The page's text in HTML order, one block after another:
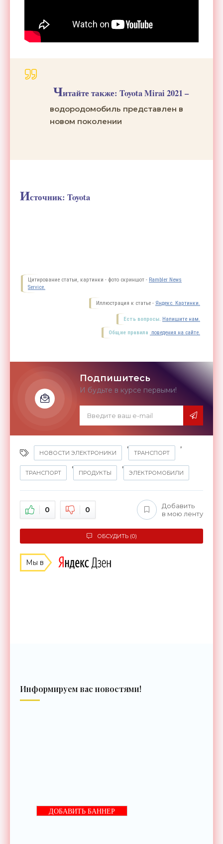
Читайте также: Toyota Mirai 2021 –
водородомобиль представлен в
новом поколении
Источник: Toyota
Цитирование статьи, картинки - фото скриншот - Rambler News
Service.
Иллюстрация к статье - Яндекс. Картинки.
Есть вопросы. Напишите нам.
Общие правила поведения на сайте.
Подпишитесь
И будьте в курсе первыми!
НОВОСТИ ЭЛЕКТРОНИКИ
,
ТРАНСПОРТ
,
ТРАНСПОРТ
,
ПРОДУКТЫ
,
ЭЛЕКТРОМОБИЛИ
0 0
Добавить
в мою ленту
ОБСУДИТЬ (0)
Мы в
Информируем вас новостями!
ДОБАВИТЬ БАННЕР